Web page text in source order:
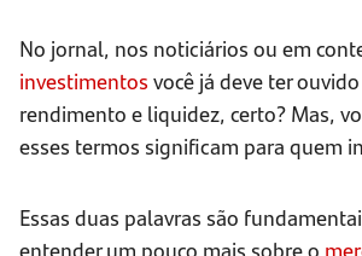
No jornal, nos noticiários ou em
investimentos você já deve ter
rendimento e liquidez, certo? Mas,
esses termos significam para quem
Essas duas palavras são
entender um pouco mais sobre o